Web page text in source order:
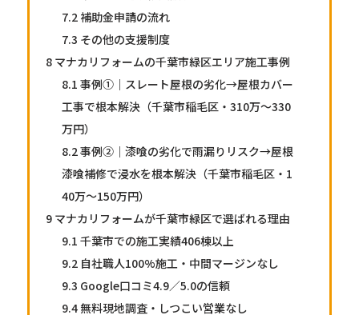
7.2 補助金申請の流れ
7.3 その他の支援制度
8 マナカリフォームの千葉市緑区エリア施工事例
8.1 事例①｜スレート屋根の劣化→屋根カバー
工事で根本解決（千葉市稲毛区・310万〜330
万円）
8.2事例②｜漆喰の劣化で雨漏りリスク→屋根
漆喰補修で浸水を根本解決（千葉市稲毛区・1
40万〜150万円）
9 マナカリフォームが千葉市緑区で選ばれる理由
9.1 千葉市での施工実績406棟以上
9.2 自社職人100%施工・中間マージンなし
9.3 Google口コミ4.9／5.0の信頼
9.4 無料現地調査・しつこい営業なし